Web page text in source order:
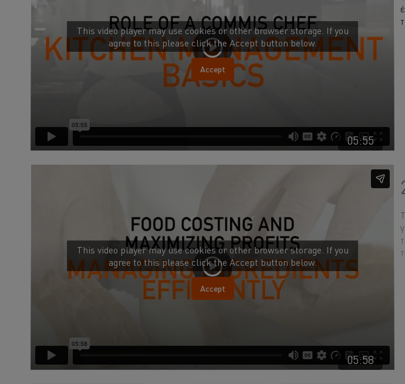
This video player may use cookies or other browser storage. If you
agree to this please click the Accept button below.
Accept
05:55
This video player may use cookies or other browser storage. If you
agree to this please click the Accept button below.
Accept
05:58